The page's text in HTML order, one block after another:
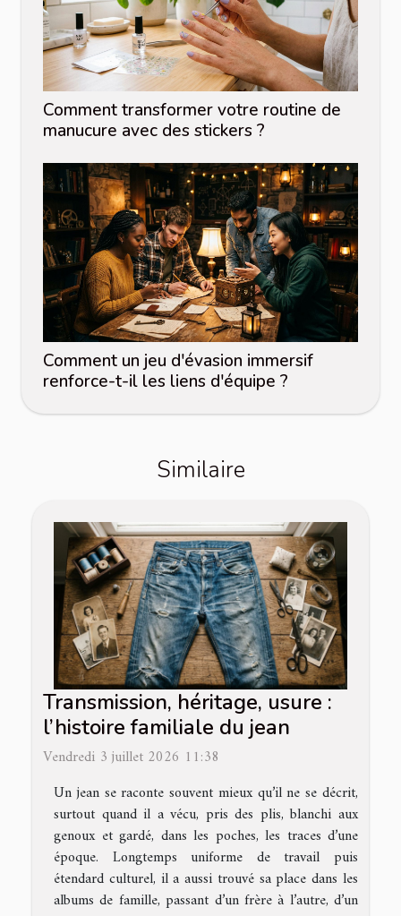
Comment transformer votre routine de
manucure avec des stickers ?
Comment un jeu d'évasion immersif
renforce-t-il les liens d'équipe ?
Similaire
Transmission, héritage, usure :
l’histoire familiale du jean
Vendredi 3 juillet 2026 11:38
Un jean se raconte souvent mieux qu’il ne se décrit,
surtout quand il a vécu, pris des plis, blanchi aux
genoux et gardé, dans les poches, les traces d’une
époque. Longtemps uniforme de travail puis
étendard culturel, il a aussi trouvé sa place dans les
albums de famille, passant d’un frère à l’autre, d’un